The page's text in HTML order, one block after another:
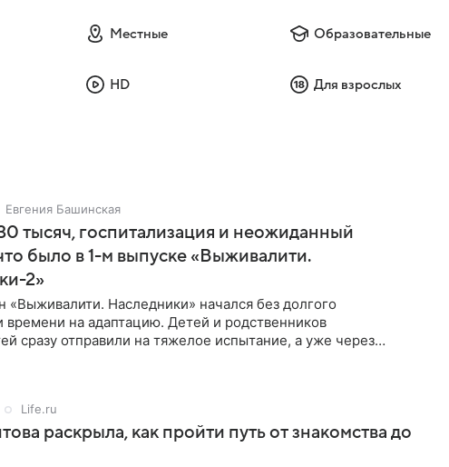
Местные Образовательные
HD Для взрослых
Евгения Башинская
тысяч, госпитализация и неожиданный
было в 1-м выпуске «Выживалити.
2»
«Выживалити. Наследники» начался без долгого
времени на адаптацию. Детей и родственников
сразу отправили на тяжелое испытание, а уже через
Life.ru
раскрыла, как пройти путь от знакомства до